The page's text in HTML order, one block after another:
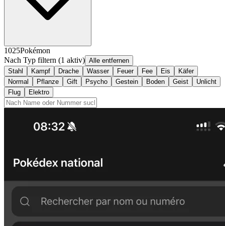
1025Pokémon
Nach Typ filtern (1 aktiv) Alle entfernen
Stahl
Kampf Drache Wasser Feuer Fee Eis
Käfer
Normal
Pflanze Gift Psycho Gestein Boden Geist
Unlicht
Flug
Elektro